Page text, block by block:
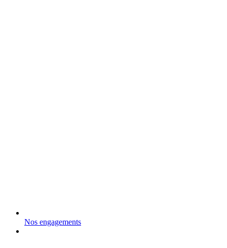
Nos engagements